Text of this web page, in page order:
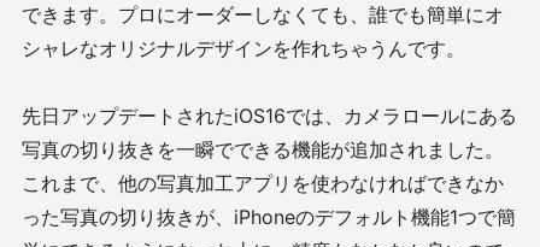
できます。プロにオーダーしなくても、誰でも簡単にオ
シャレなオリジナルデザインを作れちゃうんです。
先日アップデートされたiOS16では、カメラロールにある
写真の切り抜きを一瞬でできる機能が追加されました。
これまで、他の写真加工アプリを使わなければできなか
った写真の切り抜きが、iPhoneのデフォルト機能1つで簡